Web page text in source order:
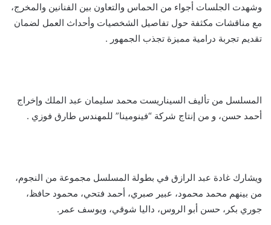
وشهدت الجلسات أجواء من الحماس والتعاون بين الفنانين والمخرج،
مع مناقشات مكثفة حول تفاصيل الشخصيات وأحداث العمل لضمان
تقديم تجربة درامية مميزة تجذب الجمهور .
المسلسل من تأليف السيناريست محمد سليمان عبد الملك وإخراج
أحمد حسن، و من إنتاج شركة “فينومينا” للمهندس طارق فوزي .
ويشارك غادة عبد الرازق في بطولة المسلسل مجموعة من النجوم،
من بينهم محمد محمود، عبير صبري، أحمد فتحي، محمود حافظ،
جوري بكر، حسن أبو الروس، داليا شوقي، ويوسف عمر.